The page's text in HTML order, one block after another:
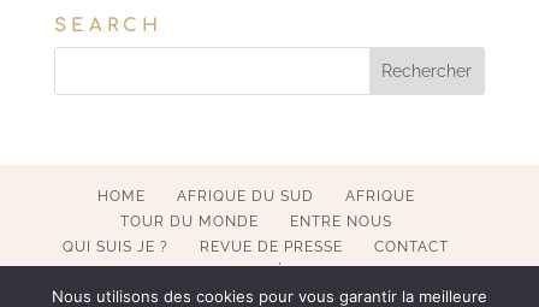
SEARCH
HOME AFRIQUE DU SUD
AFRIQUE
TOUR DU MONDE
ENTRE NOUS
QUI SUIS JE ?
REVUE DE PRESSE
CONTACT
Nous utilisons des cookies pour vous garantir la meilleure